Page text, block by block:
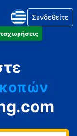
Συνδεθείτε